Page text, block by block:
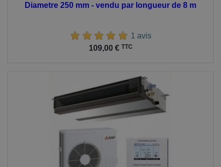
Diametre 250 mm - vendu par longueur de 8 m
1 avis
109,00 € TTC